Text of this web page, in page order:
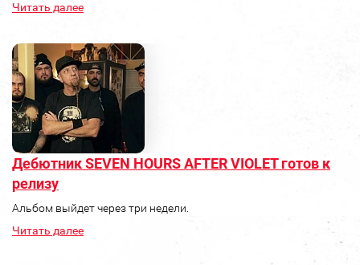
Читать далее
Дебютник SEVEN HOURS AFTER VIOLET готов к
релизу
Альбом выйдет через три недели.
Читать далее